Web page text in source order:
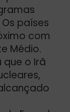
países
com
Médio.
o Irã